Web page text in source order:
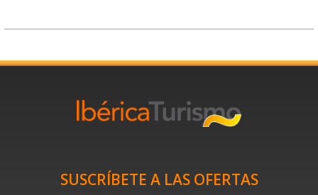
SUSCRÍBETE A LAS OFERTAS